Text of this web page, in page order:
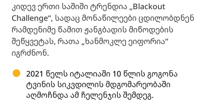
კიდევ ერთი საშიში ტრენდია „Blackout
Challenge“, სადაც მონაწილეები ცდილობდნენ
რამდენიმე წამით ჟანგბადის მიწოდების
შეწყვეტას, რათა „ხანმოკლე ეიფორია“
იგრძნონ.
2021 წელს იტალიაში 10 წლის გოგონა
ტვინის სიკვდილის მდგომარეობაში
აღმოჩნდა ამ ჩელენჯის შემდეგ.